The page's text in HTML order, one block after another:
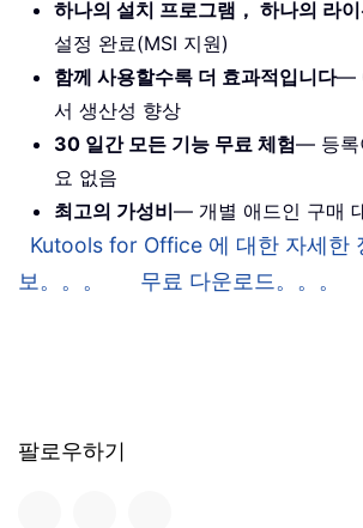
하나의 설치 프로그램， 하나의 라
설정 완료(MSI 지원)
함께 사용할수록 더 효과적입니다—
서 생산성 향상
30 일간 모든 기능 무료 체험— 등록
요 없음
최고의 가성비— 개별 애드인 구매
Kutools for Office 에 대한 자세한
보。。。
무료 다운로드。。。
팔로우하기